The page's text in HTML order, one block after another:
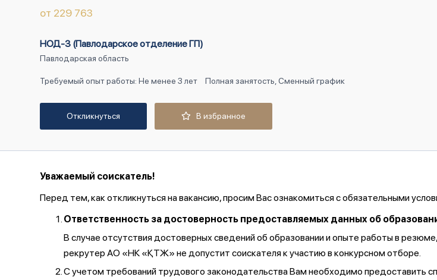
от 229 763
НОД-3 (Павлодарское отделение ГП)
Павлодарская область
Требуемый опыт работы: Не менее 3 лет Полная занятость, Сменный график
Откликнуться В избранное
Уважаемый соискатель!
Перед тем, как откликнуться на вакансию, просим Вас ознакомиться с обязательными
Ответственность за достоверность предоставляемых данных об
В случае отсутствия достоверных сведений об образовании и опыте работы в
рекрутер АО «НК «ҚТЖ» не допустит соискателя к участию в конкурсном отборе.
С учетом требований трудового законодательства Вам необходимо предоставить